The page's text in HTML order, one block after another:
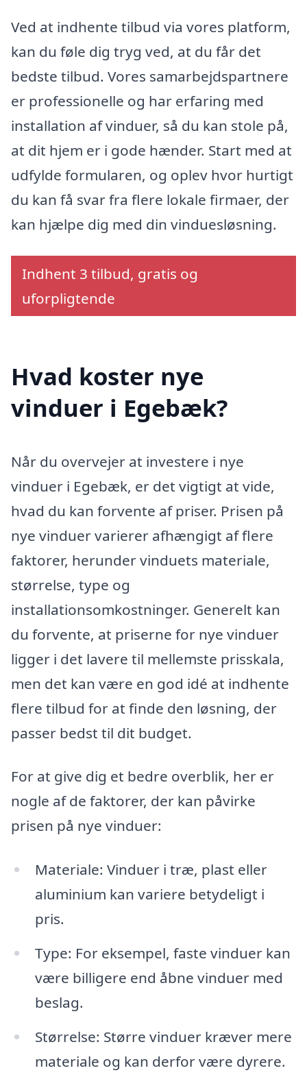
Ved at indhente tilbud via vores platform,
kan du føle dig tryg ved, at du får det
bedste tilbud. Vores samarbejdspartnere
er professionelle og har erfaring med
installation af vinduer, så du kan stole på,
at dit hjem er i gode hænder. Start med at
udfylde formularen, og oplev hvor hurtigt
du kan få svar fra flere lokale firmaer, der
kan hjælpe dig med din vinduesløsning.
Indhent 3 tilbud, gratis og
uforpligtende
Hvad koster nye
vinduer i Egebæk?
Når du overvejer at investere i nye
vinduer i Egebæk, er det vigtigt at vide,
hvad du kan forvente af priser. Prisen på
nye vinduer varierer afhængigt af flere
faktorer, herunder vinduets materiale,
størrelse, type og
installationsomkostninger. Generelt kan
du forvente, at priserne for nye vinduer
ligger i det lavere til mellemste prisskala,
men det kan være en god idé at indhente
flere tilbud for at finde den løsning, der
passer bedst til dit budget.
For at give dig et bedre overblik, her er
nogle af de faktorer, der kan påvirke
prisen på nye vinduer:
Materiale: Vinduer i træ, plast eller
aluminium kan variere betydeligt i
pris.
Type: For eksempel, faste vinduer kan
være billigere end åbne vinduer med
beslag.
Størrelse: Større vinduer kræver mere
materiale og kan derfor være dyrere.